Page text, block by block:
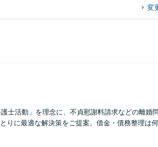
変
士活動」を理念に、不貞慰謝料請求などの離婚
りに最適な解決策をご提案。借金・債務整理は